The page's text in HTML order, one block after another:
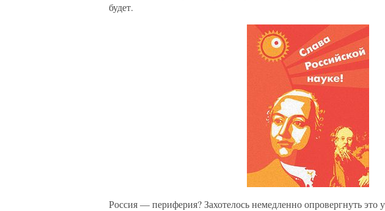
будет.
Россия — периферия? Захотелось немедленно опровергнуть это